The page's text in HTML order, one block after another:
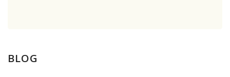
BLOG